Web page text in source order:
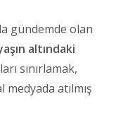
gündemde olan
altındaki
sınırlamak,
atılmış